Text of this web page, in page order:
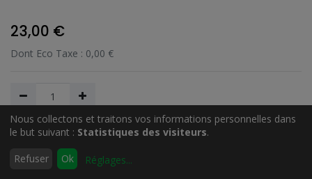
Rechercher
23,00 €
Dont Eco Taxe : 0,00 €
Ajouter au Panier
Nous collectons et traitons vos informations personnelles dans
le but suivant : Statistiques des visiteurs.
Refuser Ok Réglages...